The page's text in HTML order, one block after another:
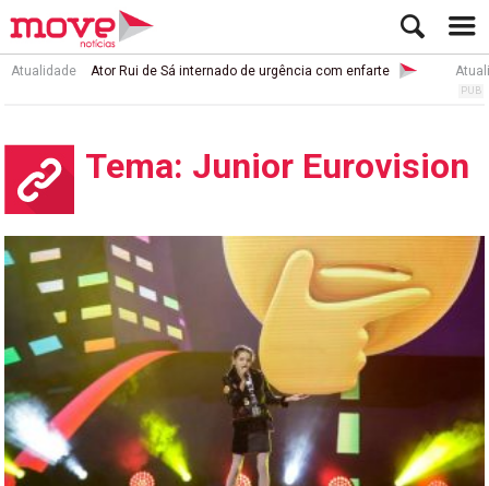
Atualidade Ator Rui de Sá internado de urgência com enfarte
Tema: Junior Eurovision